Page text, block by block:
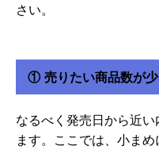
さい。
① 売りたい商品数が
なるべく発売日から近
ます。ここでは、小ま